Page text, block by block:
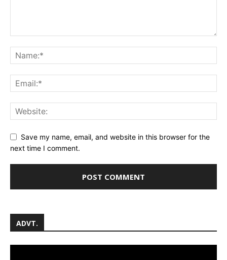
Save my name, email, and website in this browser for the
next time I comment.
ADVT.